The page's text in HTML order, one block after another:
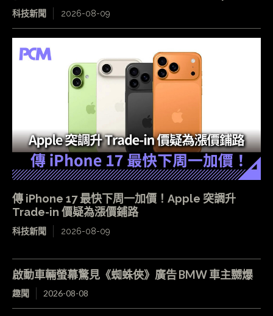
科技新聞 2026-08-09
傳 iPhone 17 最快下周一加價！Apple 突調升
Trade-in 價疑為漲價鋪路
科技新聞 2026-08-09
啟動車輛螢幕驚見《蜘蛛俠》廣告 BMW 車主嬲爆
趣聞 2026-08-08